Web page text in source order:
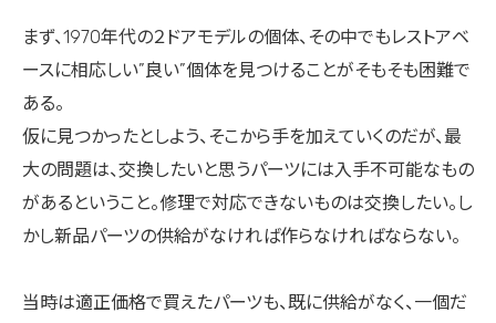
まず、1970年代の２ドアモデルの個体、その中でもレストアベ
ースに相応しい”良い”個体を見つけることがそもそも困難で
ある。
仮に見つかったとしよう、そこから手を加えていくのだが、最
大の問題は、交換したいと思うパーツには入手不可能なもの
があるということ。修理で対応できないものは交換したい。し
かし新品パーツの供給がなければ作らなければならない。
当時は適正価格で買えたパーツも、既に供給がなく、一個だ